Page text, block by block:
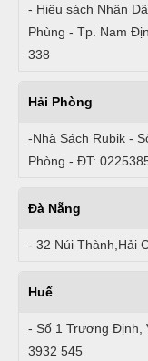
- Hiệu sách Nhân
Phùng - Tp. Nam
338
Hải Phòng
-Nhà Sách Rubik -
Phòng - ĐT:
Đà Nẵng
- 32 Núi Thành,Hải
Huế
- Số 1 Trương Định,
3932 545